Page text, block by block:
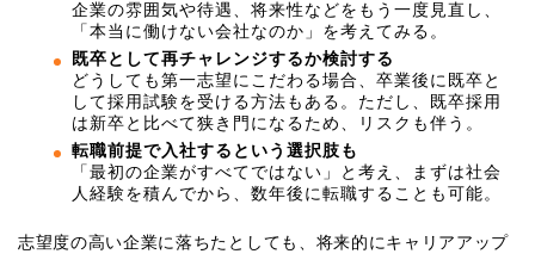
企業の雰囲気や待遇、将来性などをもう一度見直し、
「本当に働けない会社なのか」を考えてみる。
既卒として再チャレンジするか検討する
どうしても第一志望にこだわる場合、卒業後に既卒と
して採用試験を受ける方法もある。ただし、既卒採用
は新卒と比べて狭き門になるため、リスクも伴う。
転職前提で入社するという選択肢も
「最初の企業がすべてではない」と考え、まずは社会
人経験を積んでから、数年後に転職することも可能。
志望度の高い企業に落ちたとしても、将来的にキャリアアップ